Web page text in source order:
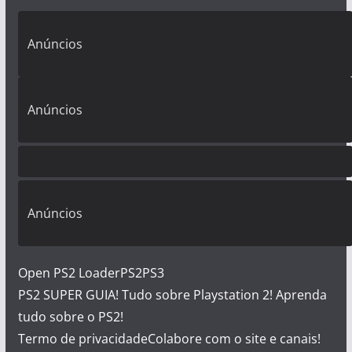
Anúncios
Anúncios
Anúncios
Open PS2 LoaderPS2PS3
PS2 SUPER GUIA! Tudo sobre Playstation 2! Aprenda
tudo sobre o PS2!
Termo de privacidadeColabore com o site e canais!